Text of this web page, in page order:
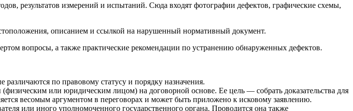
результатов измерений и испытаний. Сюда входят фотографии дефектов, графические схемы,
описанием и ссылкой на нарушенный нормативный документ.
вопросы, а также практические рекомендации по устранению обнаруженных дефектов.
по правовому статусу и порядку назначения.
или юридическим лицом) на договорной основе. Ее цель — собрать доказательства для
весомым аргументом в переговорах и может быть приложено к исковому заявлению.
или иного уполномоченного государственного органа. Проводится она также